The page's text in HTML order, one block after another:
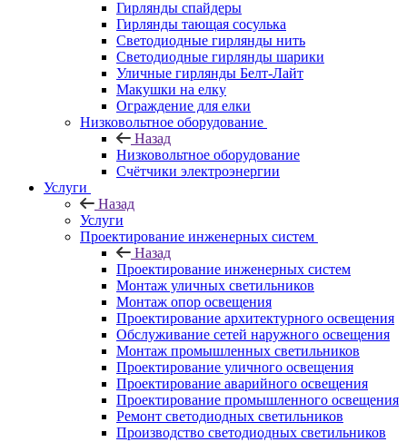
Гирлянды спайдеры
Гирлянды тающая сосулька
Светодиодные гирлянды нить
Светодиодные гирлянды шарики
Уличные гирлянды Белт-Лайт
Макушки на елку
Ограждение для елки
Низковольтное оборудование
Назад
Низковольтное оборудование
Счётчики электроэнергии
Услуги
Назад
Услуги
Проектирование инженерных систем
Назад
Проектирование инженерных систем
Монтаж уличных светильников
Монтаж опор освещения
Проектирование архитектурного освещения
Обслуживание сетей наружного освещения
Монтаж промышленных светильников
Проектирование уличного освещения
Проектирование аварийного освещения
Проектирование промышленного освещения
Ремонт светодиодных светильников
Производство светодиодных светильников